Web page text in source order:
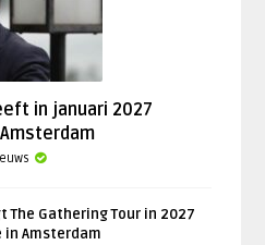
in januari 2027
The Gathering Tour in 2027
in Amsterdam